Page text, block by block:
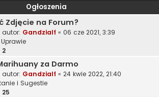
Ogłoszenia
Zdjęcie na Forum?
autor: Gandzialf « 06 cze 2021, 3:39
2
za Darmo
autor: Gandzialf « 24 kwie 2022, 21:40
i Sugestie
25